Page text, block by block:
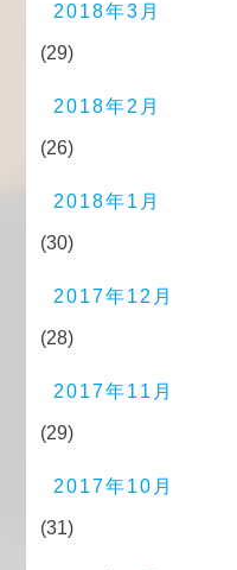
2018年3月
(29)
2018年2月
(26)
2018年1月
(30)
2017年12月
(28)
2017年11月
(29)
2017年10月
(31)